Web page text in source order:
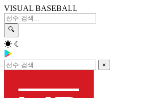
VISUAL BASEBALL
🔍
☀ ☾
×